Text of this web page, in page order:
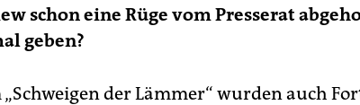
schon eine Rüge vom Presserat
geben?
„Schweigen der Lämmer“ wurden auch